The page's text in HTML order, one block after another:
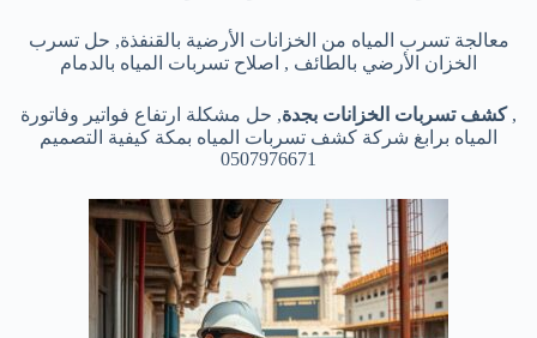
معالجة تسرب المياه من الخزانات الأرضية بالقنفذة, حل تسرب
الخزان الأرضي بالطائف , اصلاح تسربات المياه بالدمام
, كشف تسربات الخزانات بجدة, حل مشكلة ارتفاع فواتير وفاتورة
المياه برابغ شركة كشف تسربات المياه بمكة كيفية التصميم
0507976671